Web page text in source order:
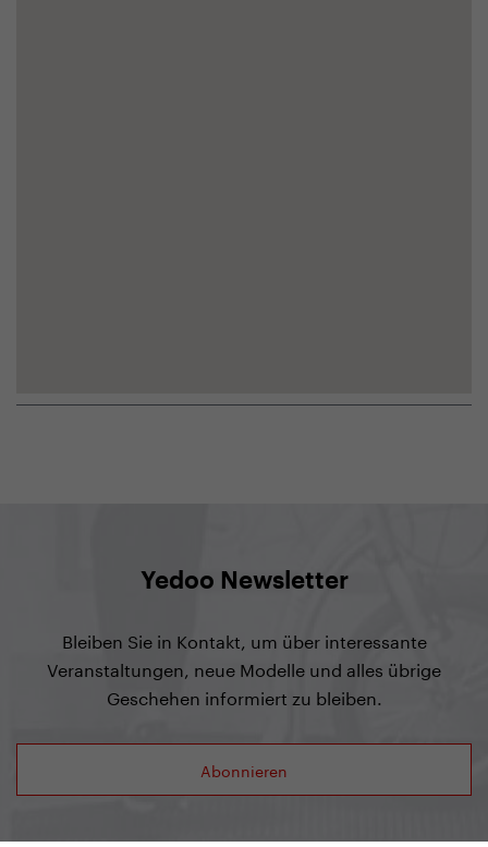
Yedoo Newsletter
Bleiben Sie in Kontakt, um über interessante
Veranstaltungen, neue Modelle und alles übrige
Geschehen informiert zu bleiben.
Abonnieren